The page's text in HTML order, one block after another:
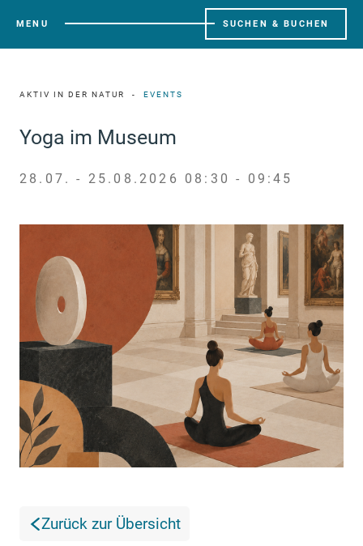
MENU SUCHEN & BUCHEN
AKTIV IN DER NATUR EVENTS
Yoga im Museum
28.07. - 25.08.2026 08:30 - 09:45
Zurück zur Übersicht